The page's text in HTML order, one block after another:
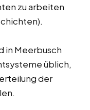
zu arbeiten
in Meerbusch
üblich,
der